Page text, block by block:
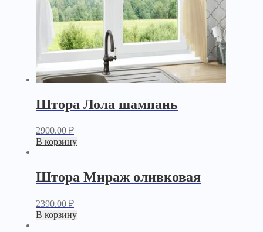
Штора Лола шампань
2900.00 ₽
В корзину
Штора Мираж оливковая
2390.00 ₽
В корзину